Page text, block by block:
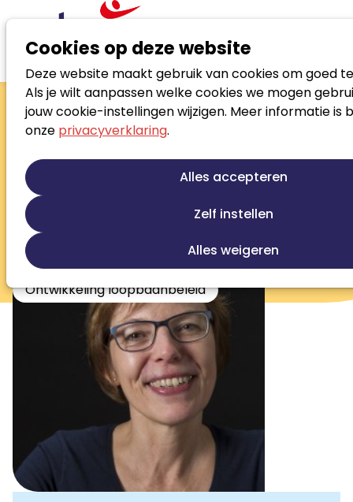
Cookies op deze website
Deze website maakt gebruik van cookies om goed
Als je wilt aanpassen welke cookies we mogen
jouw cookie-instellingen wijzigen. Meer informatie is
onze privacyverklaring.
Alles accepteren
Zelf instellen
Alles weigeren
Zoek loopbaanspecialist
Jacqueline
Brouwer-Blok
(Loopbaan) Coach en
Intervisiebegeleider
Loopbaanontwikkeling
Persoonlijke ontwikkeling
Sollicitatiebegeleiding
Ontwikkeling loopbaanbeleid